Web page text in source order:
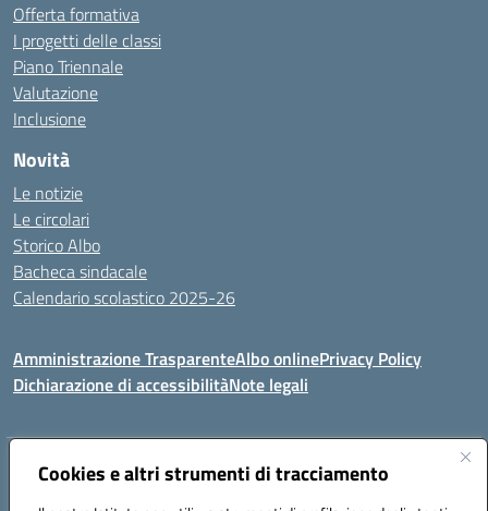
Cookies e altri strumenti di tracciamento
Offerta formativa
I progetti delle classi
Piano Triennale
Valutazione
Inclusione
Novità
Le notizie
Le circolari
Storico Albo
Bacheca sindacale
Calendario scolastico 2025-26
Amministrazione TrasparenteAlbo onlinePrivacy Policy
Dichiarazione di accessibilitàNote legali
Indirizzo:VIA A. DE GASPERI, 41 RUDIANO 25030 RUDIANO